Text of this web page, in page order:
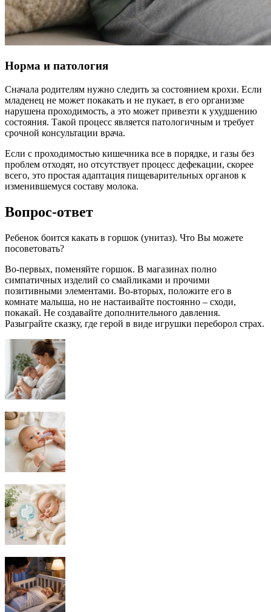
Норма и патология
Сначала родителям нужно следить за состоянием крохи. Если
младенец не может покакать и не пукает, в его организме
нарушена проходимость, а это может привезти к ухудшению
состояния. Такой процесс является патологичным и требует
срочной консультации врача.
Если с проходимостью кишечника все в порядке, и газы без
проблем отходят, но отсутствует процесс дефекации, скорее
всего, это простая адаптация пищеварительных органов к
изменившемуся составу молока.
Вопрос-ответ
Ребенок боится какать в горшок (унитаз). Что Вы можете
посоветовать?
Во-первых, поменяйте горшок. В магазинах полно
симпатичных изделий со смайликами и прочими
позитивными элементами. Во-вторых, положите его в
комнате малыша, но не настаивайте постоянно – сходи,
покакай. Не создавайте дополнительного давления.
Разыграйте сказку, где герой в виде игрушки переборол страх.